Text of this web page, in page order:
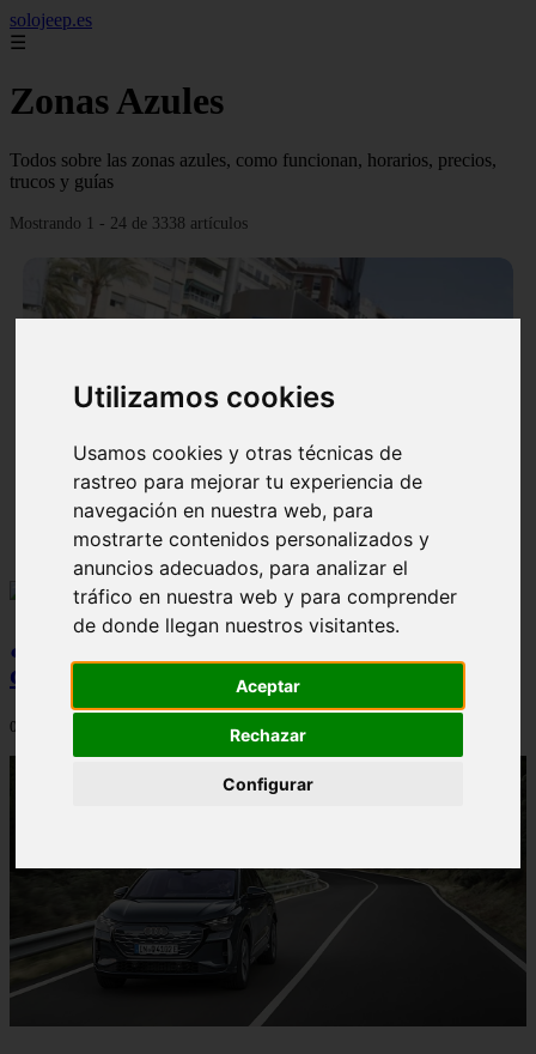
Utilizamos cookies
Usamos cookies y otras técnicas de
rastreo para mejorar tu experiencia de
navegación en nuestra web, para
mostrarte contenidos personalizados y
anuncios adecuados, para analizar el
tráfico en nuestra web y para comprender
de donde llegan nuestros visitantes.
Aceptar
Rechazar
Configurar
solojeep.es
☰
Zonas Azules
Todos sobre las zonas azules, como funcionan, horarios, precios,
trucos y guías
Mostrando 1 - 24 de 3338 artículos
▷ Zona Azul Córdoba 《 Horarios y Tarifas 2024 》
¿Qué Seat Ibiza merece más la pena
comprar?
08/08/2026